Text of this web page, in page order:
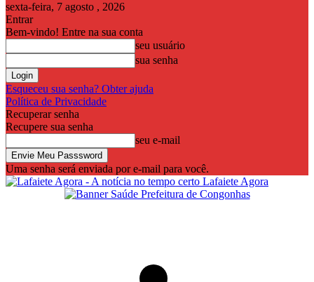
sexta-feira, 7 agosto , 2026
Entrar
Bem-vindo! Entre na sua conta
seu usuário
sua senha
Esqueceu sua senha? Obter ajuda
Política de Privacidade
Recuperar senha
Recupere sua senha
seu e-mail
Uma senha será enviada por e-mail para você.
Lafaiete Agora